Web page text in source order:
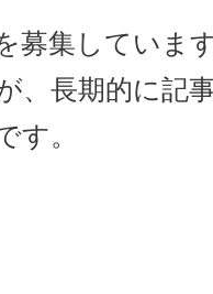
募集していま
、長期的に記
す。